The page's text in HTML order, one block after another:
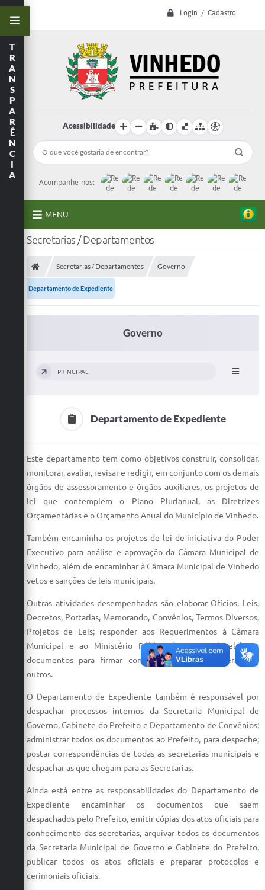
Login / Cadastro
Acessibilidade
Acompanhe-nos:
MENU
A Prefeitura
Secretarias
Telefones
Licitações
Tributos Online
Transporte Coletivo Municipal (Horários e
Itinerários)
Normas e Legislação
Diário Oficial
Defesa Civil
Convênios Terceiro Setor
Poupatempo
Fala.BR
Listagem dos CEPs de Vinhedo
Acesso à Informação
Contratos
Associação dos Servidores Públicos Municipais de
Vinhedo
Carta de Serviços
Arquivos para Download
Galeria de Vídeos
Contas Públicas
T
R
A
N
S
P
A
R
Ê
N
C
I
A
Secretarias / Departamentos
Secretarias / Departamentos Governo
Departamento de Expediente
Governo
PRINCIPAL
Departamento de Expediente
Este departamento tem como objetivos construir, consolidar,
monitorar, avaliar, revisar e redigir, em conjunto com os demais
órgãos de assessoramento e órgãos auxiliares, os projetos de
lei que contemplem o Plano Plurianual, as Diretrizes
Orçamentárias e o Orçamento Anual do Município de Vinhedo.
Também encaminha os projetos de lei de iniciativa do Poder
Executivo para análise e aprovação da Câmara Municipal de
Vinhedo, além de encaminhar à Câmara Municipal de Vinhedo
vetos e sanções de leis municipais.
Outras atividades desempenhadas são elaborar Ofícios, Leis,
Decretos, Portarias, Memorando, Convênios, Termos Diversos,
Projetos de Leis; responder aos Requerimentos à Câmara
Municipal e ao Ministério Público (Promotoria); elaborar
documentos para firmar convênios estaduais, federais ou
outros.
O Departamento de Expediente também é responsável por
despachar processos internos da Secretaria Municipal de
Governo, Gabinete do Prefeito e Departamento de Convênios;
administrar todos os documentos ao Prefeito, para despache;
postar correspondências de todas as secretarias municipais e
despachar as que chegam para as Secretarias.
Ainda está entre as responsabilidades do Departamento de
Expediente encaminhar os documentos que saem
despachados pelo Prefeito, emitir cópias dos atos oficiais para
conhecimento das secretarias, arquivar todos os documentos
da Secretaria Municipal de Governo e Gabinete do Prefeito,
publicar todos os atos oficiais e preparar protocolos e
cerimoniais oficiais.